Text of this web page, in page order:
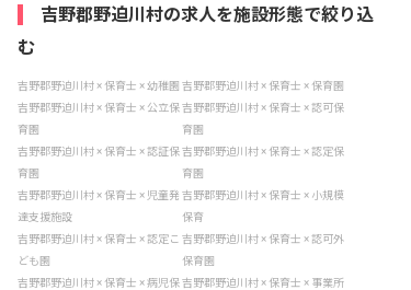
吉野郡野迫川村の求人を施設形態で絞り込
む
吉野郡野迫川村 × 保育士 × 幼稚園 吉野郡野迫川村 × 保育士 × 保育園
吉野郡野迫川村 × 保育士 × 公立保
育園
吉野郡野迫川村 × 保育士 × 認可保
育園
吉野郡野迫川村 × 保育士 × 認証保
育園
吉野郡野迫川村 × 保育士 × 認定保
育園
吉野郡野迫川村 × 保育士 × 児童発
達支援施設
吉野郡野迫川村 × 保育士 × 小規模
保育
吉野郡野迫川村 × 保育士 × 認定こ
ども園
吉野郡野迫川村 × 保育士 × 認可外
保育園
吉野郡野迫川村 × 保育士 × 病児保吉野郡野迫川村 × 保育士 × 事業所